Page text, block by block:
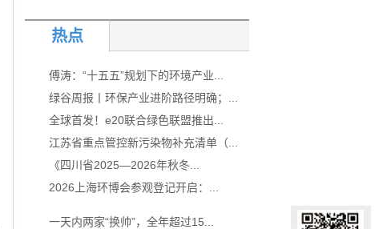
热点
傅涛：“十五五”规划下的环境产业...
绿谷周报丨环保产业进阶路径明确；...
全球首发！e20联合绿色联盟推出...
江苏省重点管控新污染物补充清单（...
《四川省2025—2026年秋冬...
2026上海环博会参观登记开启：...
一天内两家“换帅”，全年超过15...